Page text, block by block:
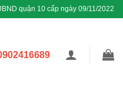
quận 10 cấp ngày 09/11/2022